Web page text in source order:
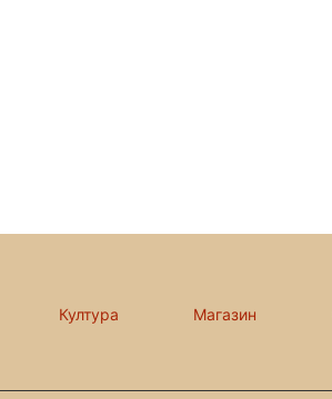
Култура Магазин